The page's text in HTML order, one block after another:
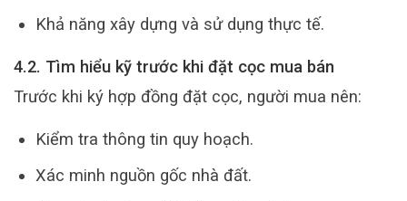
Khả năng xây dựng và sử dụng thực tế.
4.2. Tìm hiểu kỹ trước khi đặt cọc mua bán
Trước khi ký hợp đồng đặt cọc, người mua nên:
Kiểm tra thông tin quy hoạch.
Xác minh nguồn gốc nhà đất.